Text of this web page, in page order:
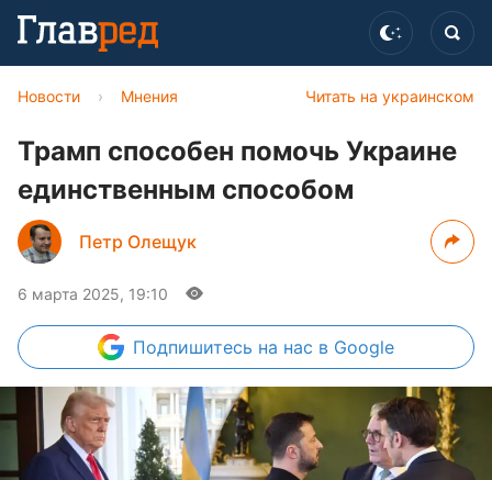
Читать на украинском
Новости › Мнения
Трамп способен помочь Украине
единственным способом
Петр Олещук
6 марта 2025, 19:10
Подпишитесь на нас в Google